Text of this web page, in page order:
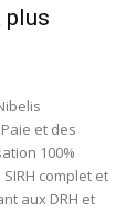
plus
et des
100%
complet et
aux DRH et